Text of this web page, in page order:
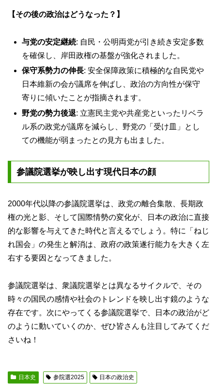
【その後の政治はどうなった？】
与党の安定継続: 自民・公明両党が引き続き安定多数
を確保し、岸田政権の基盤が強化されました。
保守系勢力の伸長: 安全保障政策に積極的な自民党や
日本維新の会が議席を伸ばし、政治の方向性が保守
寄りに傾いたことが指摘されます。
野党の勢力後退: 立憲民主党や共産党といったリベラ
ル系の政党が議席を減らし、野党の「受け皿」とし
ての機能が弱まったとの見方も出ました。
参議院選挙が映し出す現代日本の顔
2000年代以降の参議院選挙は、政党の離合集散、長期政
権の光と影、そして国際情勢の変化が、日本の政治に直接
的な影響を与えてきた時代と言えるでしょう。特に「ねじ
れ国会」の発生と解消は、政府の政策遂行能力を大きく左
右する要因となってきました。
参議院選挙は、衆議院選挙とは異なるサイクルで、その
時々の国民の感情や社会のトレンドを映し出す鏡のような
存在です。次にやってくる参議院選挙で、日本の政治がど
のように動いていくのか、ぜひ皆さんも注目してみてくだ
さいね！
日本史 参院選2025 日本の政治史